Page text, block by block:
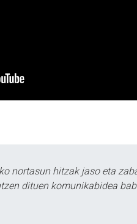
nortasun hitzak jaso eta
dituen komunikabidea